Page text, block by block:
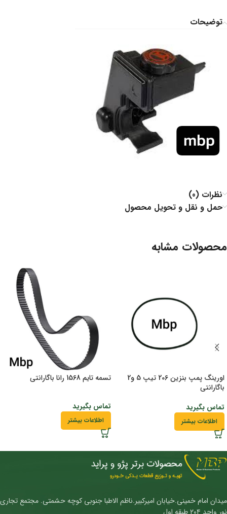
توضیحات
نظرات (0)
حمل و نقل و تحویل محصول
محصولات مشابه
اورینگ پمپ بنزین 206 تیپ 5 و2
باگارانتی
تماس بگیرید
اطلاعات بیشتر
تسمه تایم 1568 رانا باگارانتی
تماس بگیرید
اطلاعات بیشتر
میدان امام خمینی.خیابان امیرکبیر.ناظم الاطبا جنوبی کوچه حشمتی. مجتمع تجاری